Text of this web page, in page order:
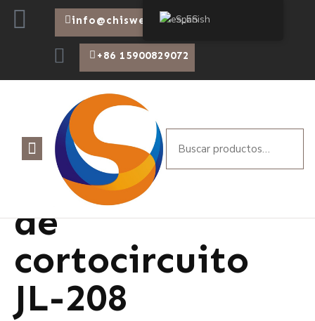
info@chiswear.com
+86 15900829072
Etiqueta:Tapa
de
cortocircuito
JL-208
Spanish